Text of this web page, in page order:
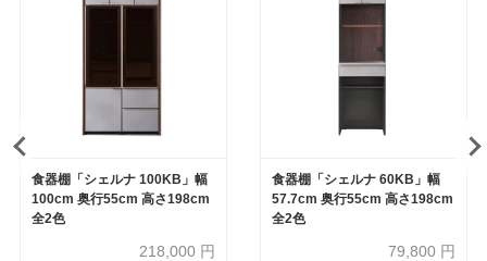
食器棚「シェルナ 100KB」幅
100cm 奥行55cm 高さ198cm
全2色
218,000 円
食器棚「シェルナ 60KB」幅
57.7cm 奥行55cm 高さ198cm
全2色
79,800 円